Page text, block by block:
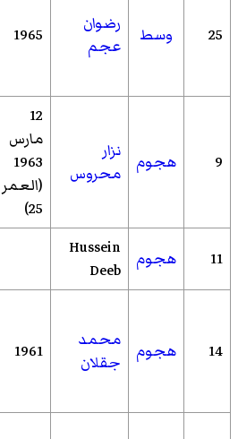
25 وسط
رضوان
عجم
1965
9 هجوم
نزار
محروس
12
مارس
1963
(العمر
25)
11 هجوم
Hussein
Deeb
14 هجوم
محمد
جقلان
1961